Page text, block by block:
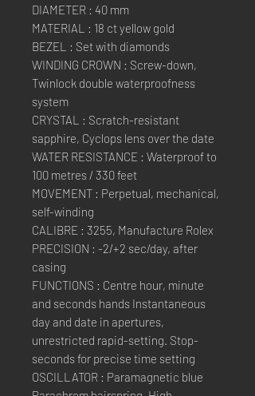
DIAMETER : 40 mm
MATERIAL : 18 ct yellow gold
BEZEL : Set with diamonds
WINDING CROWN : Screw-down,
Twinlock double waterproofness
system
CRYSTAL : Scratch-resistant
sapphire, Cyclops lens over the date
WATER RESISTANCE : Waterproof to
100 metres / 330 feet
MOVEMENT : Perpetual, mechanical,
self-winding
CALIBRE : 3255, Manufacture Rolex
PRECISION : -2/+2 sec/day, after
casing
FUNCTIONS : Centre hour, minute
and seconds hands Instantaneous
day and date in apertures,
unrestricted rapid-setting. Stop-
seconds for precise time setting
OSCILLATOR : Paramagnetic blue